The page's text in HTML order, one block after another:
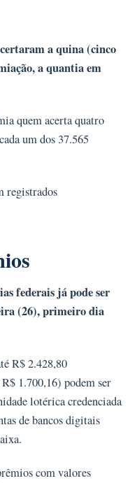
a quina (cinco
a quantia em
quem acerta quatro
um dos 37.565
registrados
federais já pode ser
(26), primeiro dia
R$ 2.428,80
1.700,16) podem ser
lotérica credenciada
de bancos digitais
com valores